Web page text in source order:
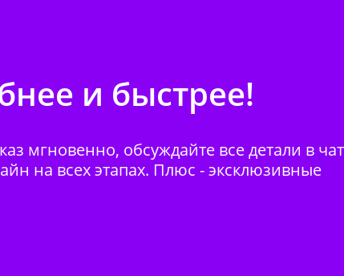
и быстрее!
мгновенно, обсуждайте все детали в
на всех этапах. Плюс - эксклюзивные